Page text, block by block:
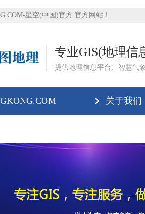
星空(中国)官方 官方网站！
专业GIS(地理信
提供地理信息平台、智慧气
关于我们